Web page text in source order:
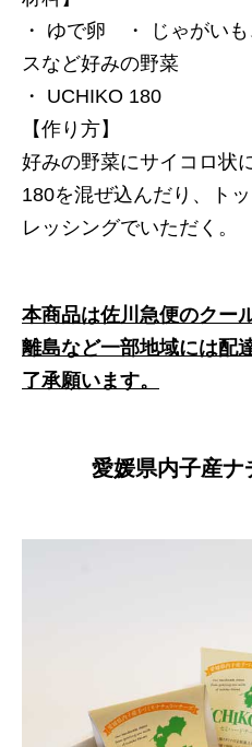
・ ゆで卵 ・ ‌じゃがい
スなど好みの野菜
・ UCHIKO 180
【作り方】
好みの野菜にサイコロ状
180を混ぜ込んだり、ト
レッシングでいただく。
本商品は佐川急便のクー
離島など一部地域には配
了承願います。
愛媛県内子産ナ